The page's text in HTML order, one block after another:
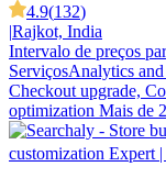
4.9(132)
|Rajkot, India
Intervalo de preços
ServiçosAnalytics
Checkout upgrade,
optimization Mais de